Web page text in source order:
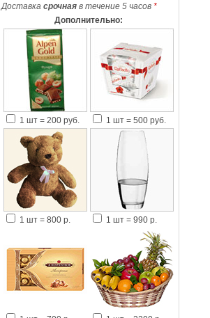
Доставка срочная в течение 5 часов *
Дополнительно:
1 шт = 200 руб. 1 шт = 500 руб.
1 шт = 800 р. 1 шт = 990 р.